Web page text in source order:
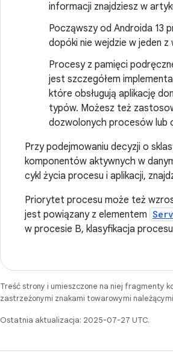
informacji znajdziesz w
Począwszy od Androida 13
dopóki nie wejdzie w jeden
Procesy z pamięci
jest szczegółem
które obsługują aplikację
typów. Możesz też
dozwolonych procesów lub
Przy podejmowaniu decyzji o
komponentów aktywnych w
cykl życia procesu i aplikacji,
Priorytet procesu może też
jest powiązany z elementem
w procesie B, klasyfikacja
Treść strony i umieszczone na niej fragmenty
zastrzeżonymi znakami towarowymi
Ostatnia aktualizacja: 2025-07-27 UTC.